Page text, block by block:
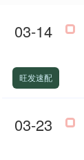
03-14
旺发速配
03-23